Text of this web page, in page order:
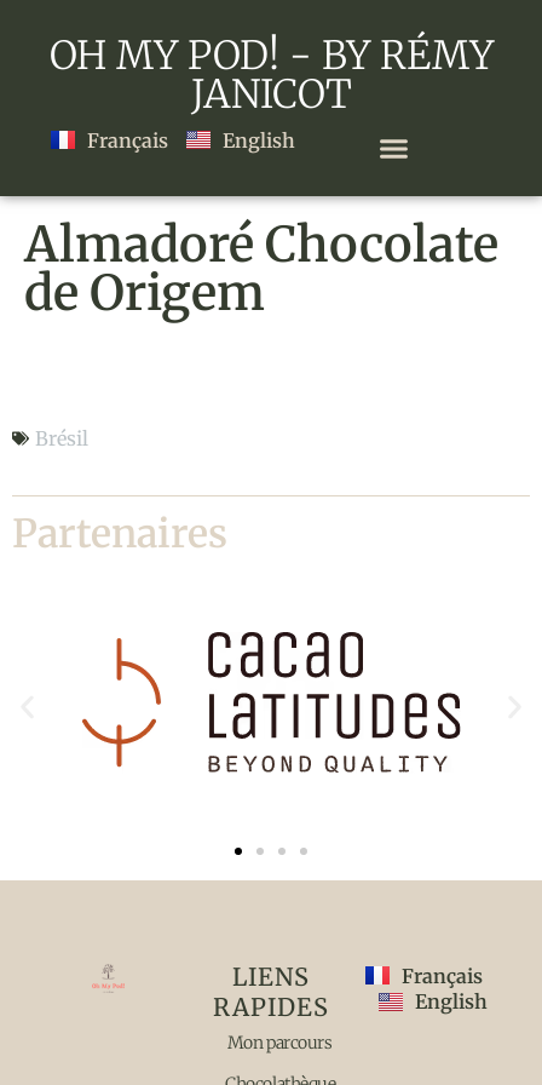
OH MY POD! - BY RÉMY
JANICOT
Français English
Almadoré Chocolate
de Origem
Almadoré Chocolate de Origem
Brésil
Partenaires
LIENS
RAPIDES
Mon parcours
Français
English